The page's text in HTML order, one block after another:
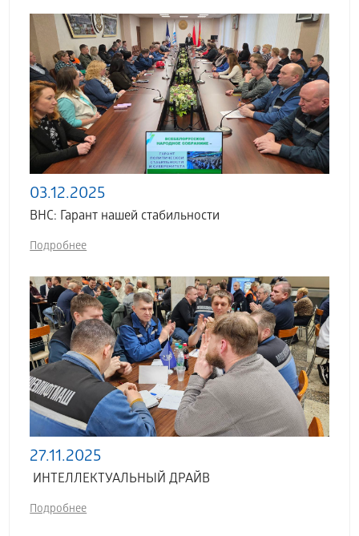
03.12.2025
ВНС: Гарант нашей стабильности
Подробнее
27.11.2025
ИНТЕЛЛЕКТУАЛЬНЫЙ ДРАЙВ
Подробнее